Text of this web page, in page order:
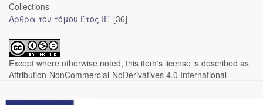
Collections
Άρθρα του τόμου Έτος ΙΕ' [36]
Except where otherwise noted, this item's license is described as
Attribution-NonCommercial-NoDerivatives 4.0 International